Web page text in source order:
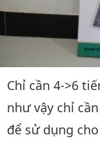
Chỉ cần 4->6
như vậy chỉ
để sử dụng